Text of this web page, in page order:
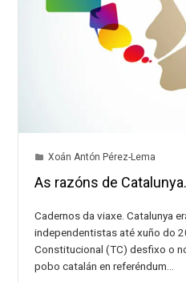
Xoán Antón Pérez-Lema
As razóns de Catalunya.
Cadernos da viaxe. Catalunya
independentistas até xuño do
Constitucional (TC) desfixo o
pobo catalán en referéndum…